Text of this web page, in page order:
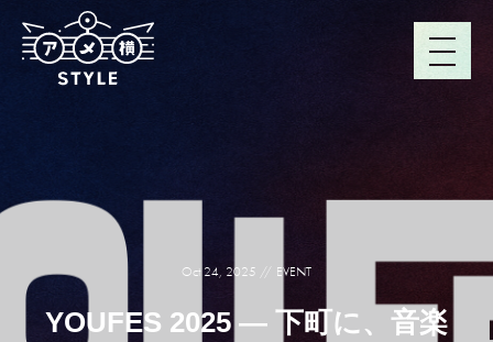
Oct 24, 2025 EVENT
YOUFES 2025 ― 下町に、音楽